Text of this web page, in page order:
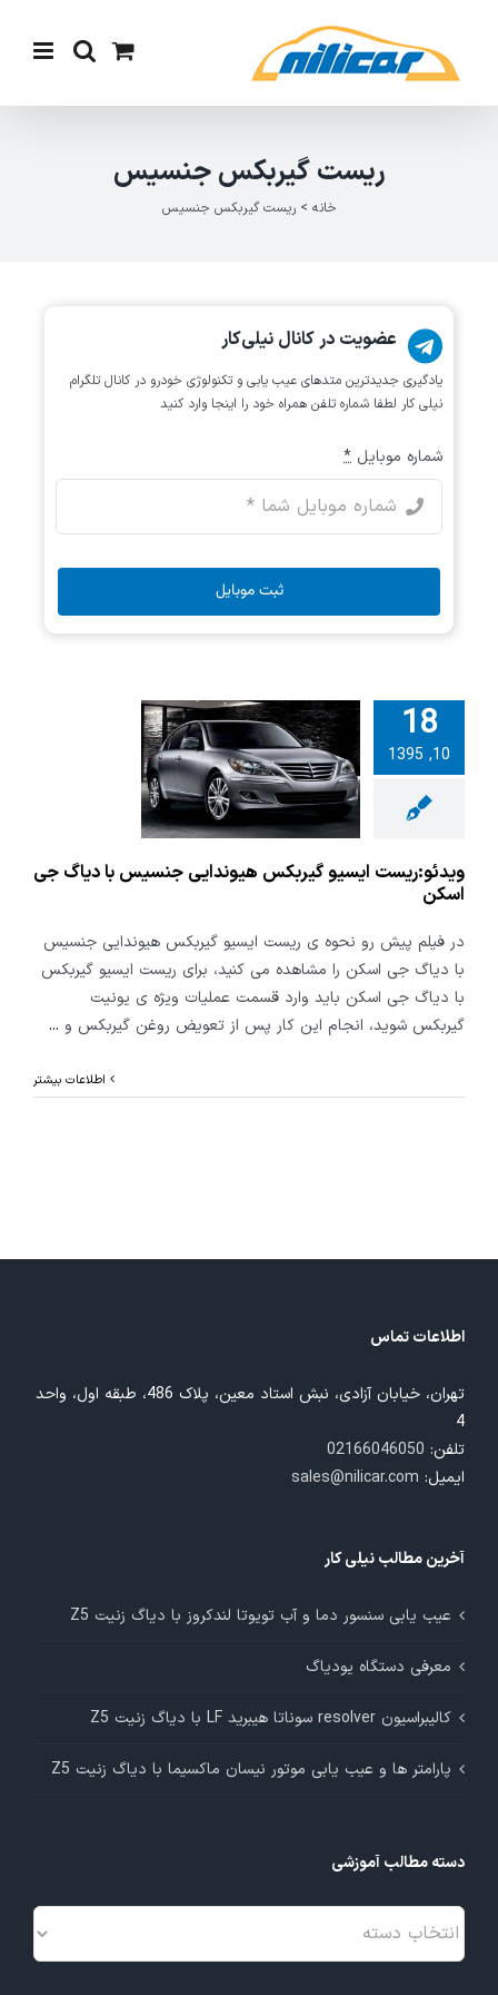
content
ریست گیربکس جنسیس
خانه >ریست گیربکس جنسیس
18
10, 1395
ایسیو
هیوندایی
دیاگ جی
ویدئو:ریست ایسیو گیربکس هیوندایی جنسیس با دیاگ جی
اسکن
در فیلم پیش رو نحوه ی ریست ایسیو گیربکس هیوندایی جنسیس
با دیاگ جی اسکن را مشاهده می کنید، برای ریست ایسیو گیربکس
با دیاگ جی اسکن باید وارد قسمت عملیات ویژه ی یونیت
گیربکس شوید، انجام این کار پس از تعویض روغن گیربکس و ...
اطلاعات بیشتر
عضویت در کانال نیلی‌کار
یادگیری جدیدترین متد‌های عیب یابی‌ و تکنولوژی خودرو در کانال تلگرام
نیلی کار لطفا شماره تلفن همراه خود را اینجا وارد کنید
شماره موبایل *
ثبت موبایل
اطلاعات تماس
تهران، خیابان آزادی، نبش استاد معین، پلاک 486، طبقه اول، واحد
4
تلفن: 02166046050
ایمیل: sales@nilicar.com
آخرین مطالب نیلی کار
عیب یابی سنسور دما و آب تویوتا لندکروز با دیاگ زنیت Z5
معرفی دستگاه یودیاگ
کالیبراسیون resolver سوناتا هیبرید LF با دیاگ زنیت Z5
پارامتر ها و عیب یابی موتور نیسان ماکسیما با دیاگ زنیت Z5
دسته مطالب آموزشی
دسته